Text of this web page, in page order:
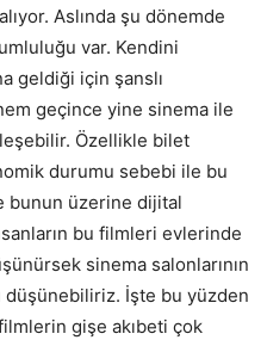
Aslında şu dönemde
var. Kendini
geldiği için şanslı
geçince yine sinema ile
Özellikle bilet
durumu sebebi ile bu
bunun üzerine dijital
bu filmleri evlerinde
sinema salonlarının
İşte bu yüzden
gişe akıbeti çok